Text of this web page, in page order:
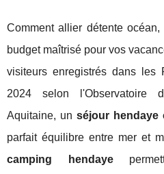
Comment allier détente
budget maîtrisé pour vos
visiteurs enregistrés dans les
2024 selon l'Observatoire
Aquitaine, unséjour hendaye
parfait équilibre entre mer et
camping hendaye